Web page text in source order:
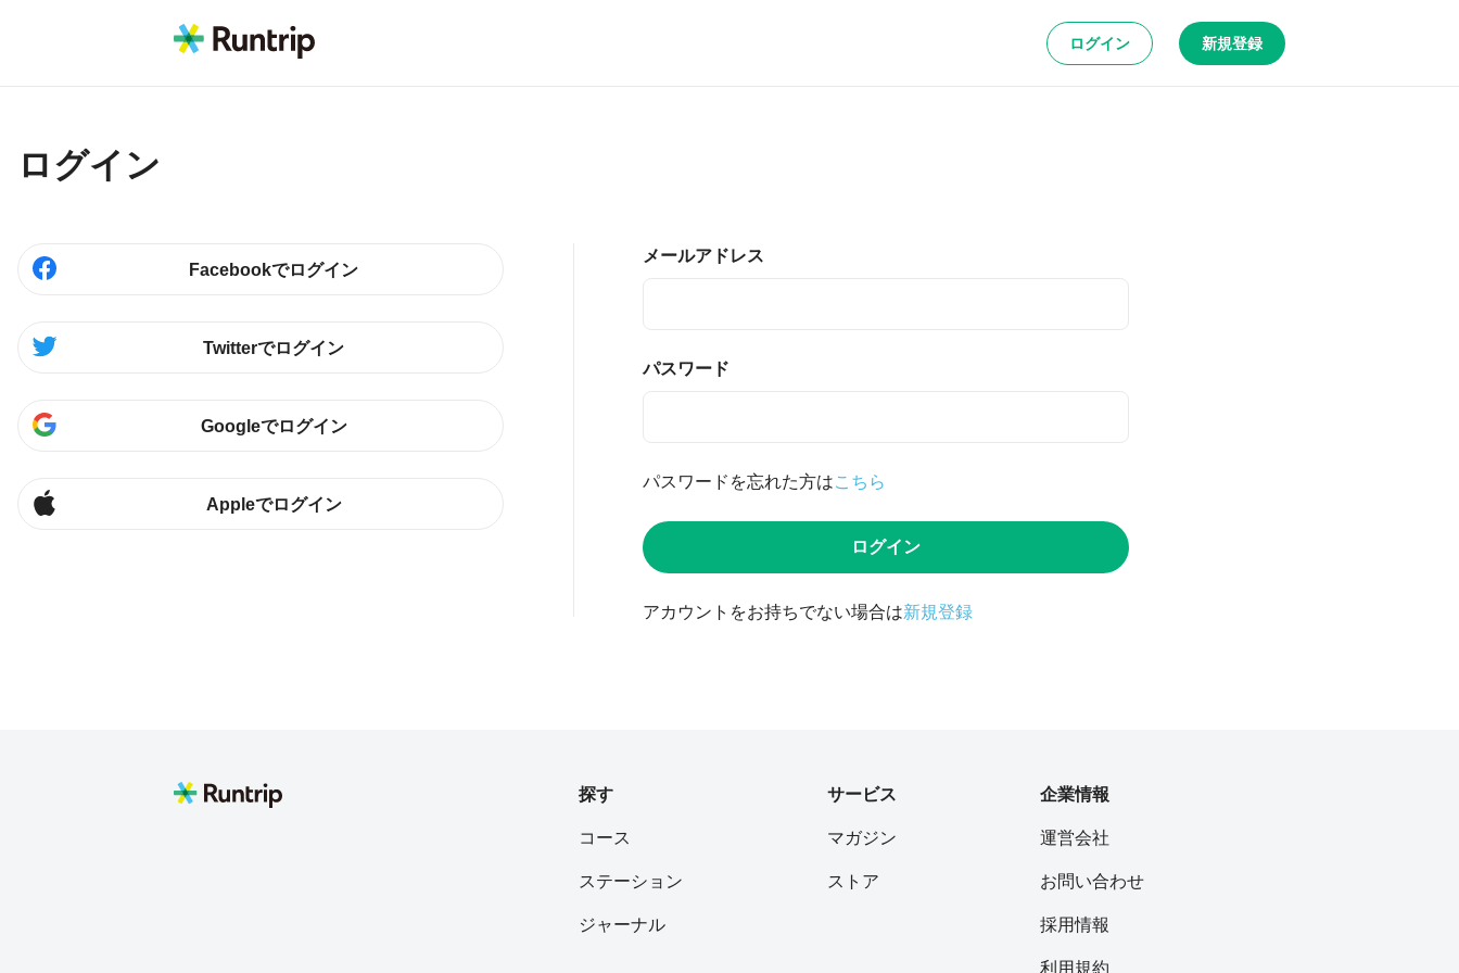
ログイン 新規登録
ログイン
Facebookでログイン
Twitterでログイン
Googleでログイン
Appleでログイン
メールアドレス
パスワード
パスワードを忘れた方はこちら
ログイン
アカウントをお持ちでない場合は新規登録
探す
コース
ステーション
ジャーナル
サービス
マガジン
ストア
企業情報
運営会社
お問い合わせ
採用情報
利用規約